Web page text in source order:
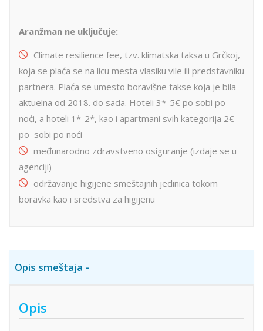
Aranžman ne uključuje:
Climate resilience fee, tzv. klimatska taksa u Grčkoj,
koja se plaća se na licu mesta vlasiku vile ili predstavniku
partnera. Plaća se umesto boravišne takse koja je bila
aktuelna od 2018. do sada. Hoteli 3*-5€ po sobi po
noći, a hoteli 1*-2*, kao i apartmani svih kategorija 2€
po sobi po noći
međunarodno zdravstveno osiguranje (izdaje se u
agenciji)
održavanje higijene smeštajnih jedinica tokom
boravka kao i sredstva za higijenu
Opis smeštaja
Opis